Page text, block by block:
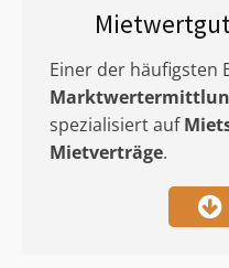
Einer der häufigsten
spezialisiert auf
Mietverträge.